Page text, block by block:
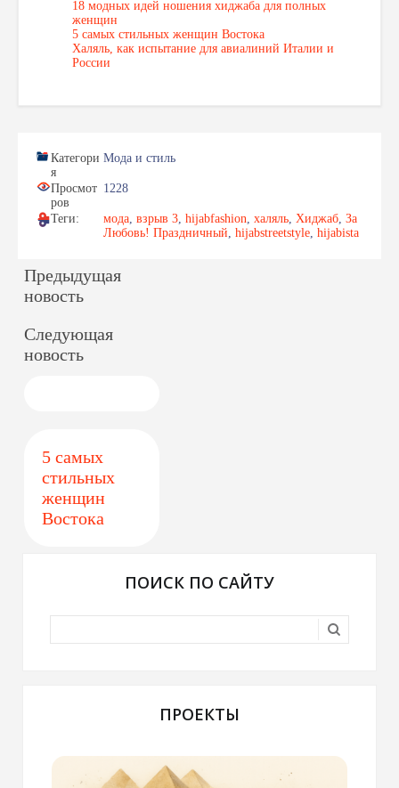
18 модных идей ношения хиджаба для полных
женщин
5 самых стильных женщин Востока
Халяль, как испытание для авиалиний Италии и
России
Категори
я
Мода и стиль
Просмот
ров
1228
Теги: мода, взрыв 3, hijabfashion, халяль, Хиджаб, За
Любовь! Праздничный, hijabstreetstyle, hijabista
Предыдущая
новость
Следующая
новость
5 самых
стильных
женщин
Востока
ПОИСК ПО САЙТУ
ПРОЕКТЫ